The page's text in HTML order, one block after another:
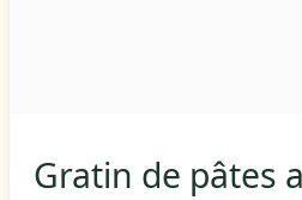
Gratin de pâtes